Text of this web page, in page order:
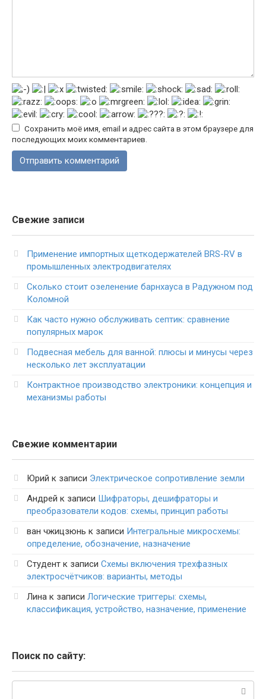
Сохранить моё имя, email и адрес сайта в этом браузере для
последующих моих комментариев.
Свежие записи
Применение импортных щеткодержателей BRS-RV в
промышленных электродвигателях
Сколько стоит озеленение барнхауса в Радужном под
Коломной
Как часто нужно обслуживать септик: сравнение
популярных марок
Подвесная мебель для ванной: плюсы и минусы через
несколько лет эксплуатации
Контрактное производство электроники: концепция и
механизмы работы
Свежие комментарии
Юрий к записи Электрическое сопротивление земли
Андрей к записи Шифраторы, дешифраторы и
преобразователи кодов: схемы, принцип работы
ван чжицзюнь к записи Интегральные микросхемы:
определение, обозначение, назначение
Студент к записи Схемы включения трехфазных
электросчётчиков: варианты, методы
Лина к записи Логические триггеры: схемы,
классификация, устройство, назначение, применение
Поиск по сайту: